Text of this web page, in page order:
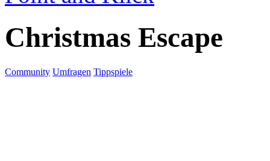
Christmas Escape
Community Umfragen Tippspiele